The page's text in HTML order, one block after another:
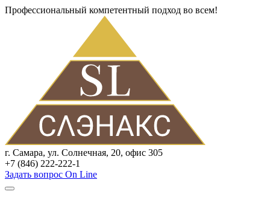
Профессиональный компетентный подход во всем!
г. Самара, ул. Солнечная, 20, офис 305
+7 (846) 222-222-1
Задать вопрос On Line